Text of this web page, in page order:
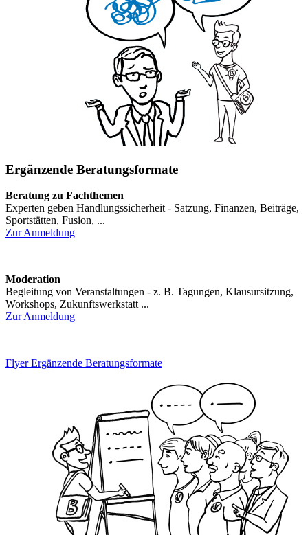
Ergänzende Beratungsformate
Beratung zu Fachthemen
Experten geben Handlungssicherheit - Satzung, Finanzen, Beiträge,
Sportstätten, Fusion, ...
Zur Anmeldung
Moderation
Begleitung von Veranstaltungen - z. B. Tagungen, Klausursitzung,
Workshops, Zukunftswerkstatt ...
Zur Anmeldung
Flyer Ergänzende Beratungsformate